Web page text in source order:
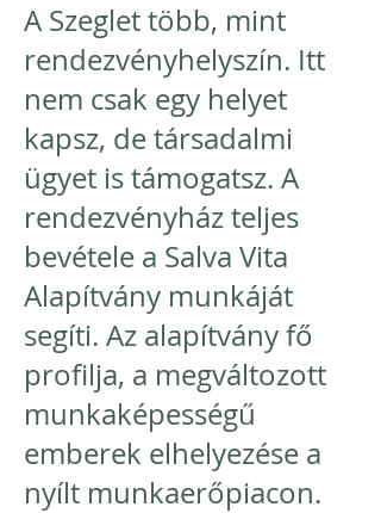
A Szeglet több, mint
rendezvényhelyszín. Itt
nem csak egy helyet
kapsz, de társadalmi
ügyet is támogatsz. A
rendezvényház teljes
bevétele a Salva Vita
Alapítvány munkáját
segíti. Az alapítvány fő
profilja, a megváltozott
munkaképességű
emberek elhelyezése a
nyílt munkaerőpiacon.